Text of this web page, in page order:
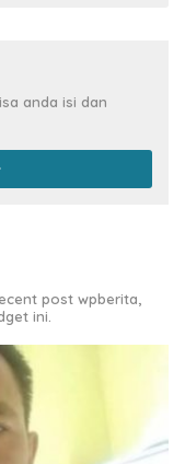
anda isi dan
post wpberita,
ini.